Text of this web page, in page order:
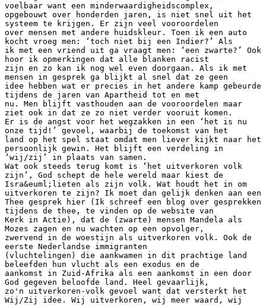
voelbaar want een minderwaardigheidscomplex,
opgebouwt over honderden jaren, is niet snel uit het
systeem te krijgen. Er zijn veel vooroordelen
over mensen met andere huidskleur. Toen ik een auto
kocht vroeg men: ‘toch niet bij een Indier?’ Als
ik met een vriend uit ga vraagt men: ‘een zwarte?’ Ook
hoor ik opmerkingen dat alle blanken racist
zijn en zo kan ik nog wel even doorgaan. Als ik met
mensen in gesprek ga blijkt al snel dat ze geen
idee hebben wat er precies in het andere kamp gebeurde
tijdens de jaren van Apartheid tot en met
nu. Men blijft vasthouden aan de vooroordelen maar
ziet ook in dat ze zo niet verder vooruit komen.
Er is de angst voor het wegzakken in een ‘het is nu
onze tijd!’ gevoel, waarbij de toekomst van het
land op het spel staat omdat men liever kijkt naar het
persoonlijk gewin. Het blijft een verdeling in
‘wij/zij’ in plaats van samen.
Wat ook steeds terug komt is ‘het uitverkoren volk
zijn’, God schept de hele wereld maar kiest de
Isra&euml;lieten als zijn volk. Wat houdt het in om
uitverkoren te zijn? Ik moet dan gelijk denken aan een
Thee gesprek hier (Ik schreef een blog over gesprekken
tijdens de thee, te vinden op de website van
Kerk in Actie), dat de (zwarte) mensen Mandela als
Mozes zagen en nu wachten op een opvolger,
zwervend in de woestijn als uitverkoren volk. Ook de
eerste Nederlandse immigranten
(vluchtelingen) die aankwamen in dit prachtige land
beleefden hun vlucht als een exodus en de
aankomst in Zuid-Afrika als een aankomst in een door
God gegeven beloofde land. Heel gevaarlijk,
zo'n uitverkoren-volk gevoel want dat versterkt het
Wij/Zij idee. Wij uitverkoren, wij meer waard, wij